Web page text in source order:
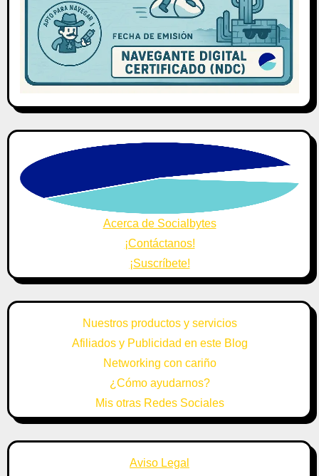
Acerca de Socialbytes
¡Contáctanos!
¡Suscríbete!
Nuestros productos y servicios
Afiliados y Publicidad en este Blog
Networking con cariño
¿Cómo ayudarnos?
Mis otras Redes Sociales
Aviso Legal